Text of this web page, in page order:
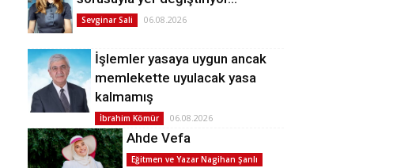
Sevginar Sali 06.08.2026
İşlemler yasaya uygun ancak
memlekette uyulacak yasa
kalmamış
İbrahim Kömür 06.08.2026
Ahde Vefa
Eğitmen ve Yazar Nagihan Şanlı